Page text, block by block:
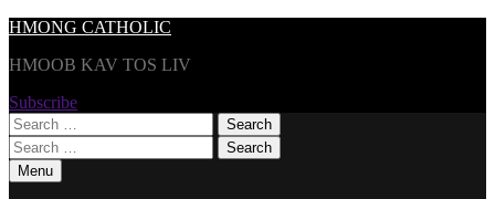
Skip
content
HMONG CATHOLIC
HMOOB KAV TOS LIV
Subscribe
Search
for:
Search
for:Menu